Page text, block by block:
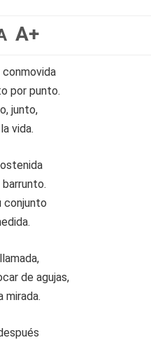
A+
por punto.
junto,
vida.
conjunto
de agujas,
mirada.